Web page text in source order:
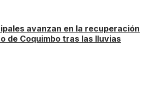
avanzan en la recuperación
de Coquimbo tras las lluvias